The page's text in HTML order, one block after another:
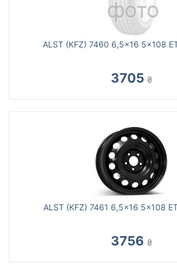
ALST (KFZ) 7460 6,5x16 5x108
3705 ₴
ALST (KFZ) 7461 6,5x16 5x108
3756 ₴